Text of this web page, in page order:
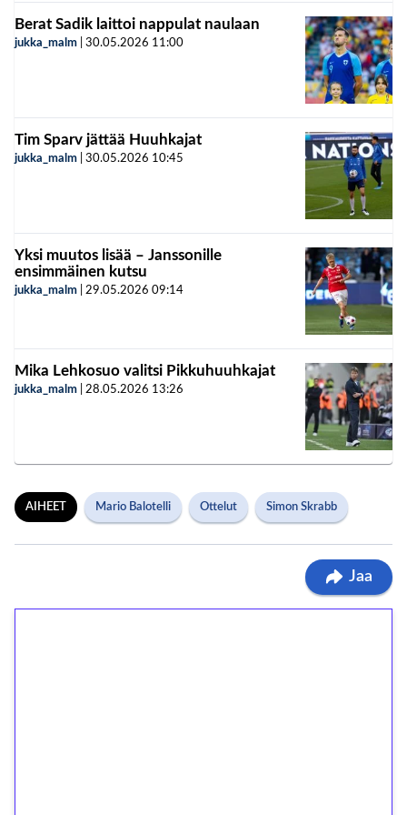
Berat Sadik laittoi nappulat naulaan
jukka_malm 30.05.2026 11:00
Tim Sparv jättää Huuhkajat
jukka_malm 30.05.2026 10:45
Yksi muutos lisää – Janssonille
ensimmäinen kutsu
jukka_malm 29.05.2026 09:14
Mika Lehkosuo valitsi Pikkuhuuhkajat
jukka_malm 28.05.2026 13:26
AIHEET Mario Balotelli Ottelut Simon Skrabb
Jaa